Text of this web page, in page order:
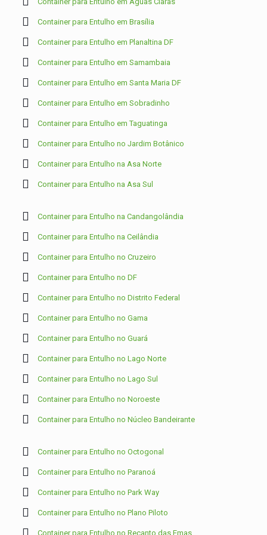
Container para Entulho em Brasília
Container para Entulho em Planaltina DF
Container para Entulho em Samambaia
Container para Entulho em Santa Maria DF
Container para Entulho em Sobradinho
Container para Entulho em Taguatinga
Container para Entulho no Jardim Botânico
Container para Entulho na Asa Norte
Container para Entulho na Asa Sul
Container para Entulho na Candangolândia
Container para Entulho na Ceilândia
Container para Entulho no Cruzeiro
Container para Entulho no DF
Container para Entulho no Distrito Federal
Container para Entulho no Gama
Container para Entulho no Guará
Container para Entulho no Lago Norte
Container para Entulho no Lago Sul
Container para Entulho no Noroeste
Container para Entulho no Núcleo Bandeirante
Container para Entulho no Octogonal
Container para Entulho no Paranoá
Container para Entulho no Park Way
Container para Entulho no Plano Piloto
Container para Entulho no Recanto das Emas